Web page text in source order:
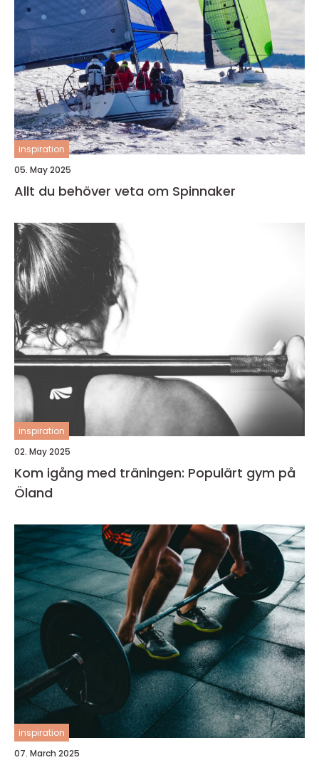
inspiration
05. May 2025
Allt du behöver veta om Spinnaker
inspiration
02. May 2025
Kom igång med träningen: Populärt gym på
Öland
inspiration
07. March 2025